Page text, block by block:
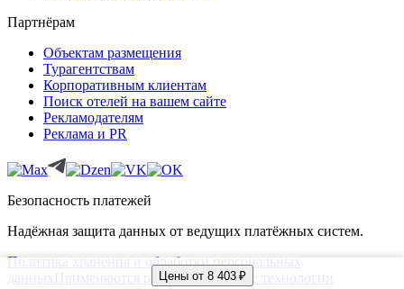
Цены от 8 403 ₽
Партнёрам
Объектам размещения
Турагентствам
Корпоративным клиентам
Поиск отелей на вашем сайте
Рекламодателям
Реклама и PR
Безопасность платежей
Надёжная защита данных от ведущих платёжных систем.
Политика хранения и обработки персональных
данных Применяются рекомендательные технологии